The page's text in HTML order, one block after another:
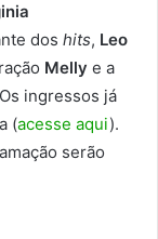
dos hits, Leo
Melly e a
ingressos já
(acesse aqui).
serão